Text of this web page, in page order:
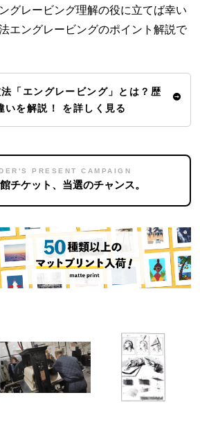
グレービング理解の役に立てば幸い
エングレービングのポイント解説で
法「エングレービング」とは？歴
いを解説！ を詳しく見る
PRESENT CAMPAIGN
チケット、当選のチャンス。